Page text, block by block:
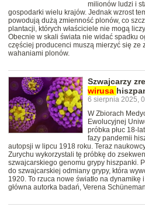
milionów ludzi i
gospodarki wielu krajów. Jednak wzrost
powodują dużą zmienność plonów, co
plantacji, których właściciele nie mogą
Obecnie w skali świata nie widać spadku
częściej producenci muszą mierzyć się ze
wahaniami plonów.
Szwajcarzy
wirusa
6 sierpnia 2025,
W Zbiorach
Ewolucyjnej
próbka płuc 18-
fazy pandemii
autopsji w lipcu 1918 roku. Teraz
Zurychu wykorzystali tę próbkę do
szwajcarskiego genomu grypy hiszpanki.
do szwajcarskiej odmiany grypy, która
1920. To rzuca nowe światło na dynamikę
główna autorka badań, Verena